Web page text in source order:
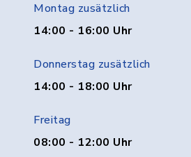
Montag zusätzlich
14:00 - 16:00 Uhr
Donnerstag zusätzlich
14:00 - 18:00 Uhr
Freitag
08:00 - 12:00 Uhr